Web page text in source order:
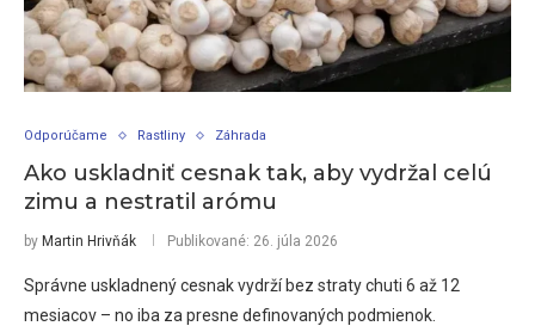
Odporúčame Rastliny Záhrada
Ako uskladniť cesnak tak, aby vydržal celú
zimu a nestratil arómu
by Martin Hrivňák Publikované: 26. júla 2026
Správne uskladnený cesnak vydrží bez straty chuti 6 až 12
mesiacov – no iba za presne definovaných podmienok.